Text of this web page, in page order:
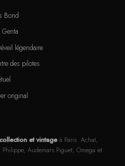
Bond
légendaire
des pilotes
original
et vintageà Paris. Achat,
Philippe, Audemars Piguet, Omega et